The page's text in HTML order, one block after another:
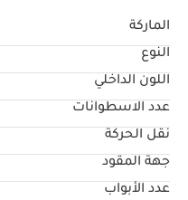
المواصفات الخارجية
• اللون أبيض
• الجنوط 16 إنش حديد
• الباقة
• الدواسات الجانبية
• الدخول الذكي
الماركة
النوع
اللون الداخلي
عدد الاسطوانات
نقل الحركة
جهة المقود
عدد الأبواب